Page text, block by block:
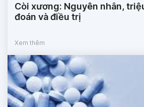
Còi xương: Nguyên nhân,
đoán và điều trị
Xem thêm